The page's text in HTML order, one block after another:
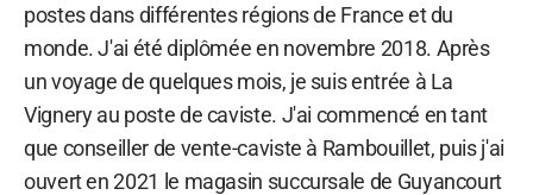
postes dans différentes régions de France et du
monde. J'ai été diplômée en novembre 2018. Après
un voyage de quelques mois, je suis entrée à La
Vignery au poste de caviste. J'ai commencé en tant
que conseiller de vente-caviste à Rambouillet, puis j'ai
ouvert en 2021 le magasin succursale de Guyancourt